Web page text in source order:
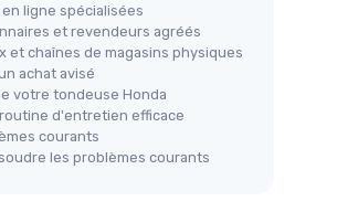
Mulching GREENSTAR pour
Honda et autres
avec
,Stiga
de504 mm
plusieurs références
ligne spécialisées
et revendeurs agréés
et chaînes de magasins physiques
achat avisé
votre tondeuse Honda
d'entretien efficace
courants
les problèmes courants